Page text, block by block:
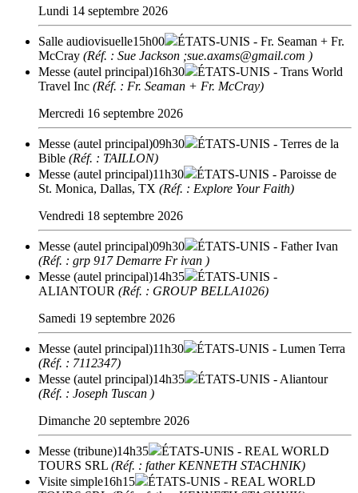
Lundi 14 septembre 2026
Salle audiovisuelle15h00 ÉTATS-UNIS - Fr. Seaman + Fr.
McCray (Réf. : Sue Jackson ;sue.axams@gmail.com )
Messe (autel principal)16h30 ÉTATS-UNIS - Trans World
Travel Inc (Réf. : Fr. Seaman + Fr. McCray)
Mercredi 16 septembre 2026
Messe (autel principal)09h30 ÉTATS-UNIS - Terres de la
Bible (Réf. : TAILLON)
Messe (autel principal)11h30 ÉTATS-UNIS - Paroisse de
St. Monica, Dallas, TX (Réf. : Explore Your Faith)
Vendredi 18 septembre 2026
Messe (autel principal)09h30 ÉTATS-UNIS - Father Ivan
(Réf. : grp 917 Demarre Fr ivan )
Messe (autel principal)14h35 ÉTATS-UNIS -
ALIANTOUR (Réf. : GROUP BELLA1026)
Samedi 19 septembre 2026
Messe (autel principal)11h30 ÉTATS-UNIS - Lumen Terra
(Réf. : 7112347)
Messe (autel principal)14h35 ÉTATS-UNIS - Aliantour
(Réf. : Joseph Tuscan )
Dimanche 20 septembre 2026
Messe (tribune)14h35 ÉTATS-UNIS - REAL WORLD
TOURS SRL (Réf. : father KENNETH STACHNIK)
Visite simple16h15 ÉTATS-UNIS - REAL WORLD